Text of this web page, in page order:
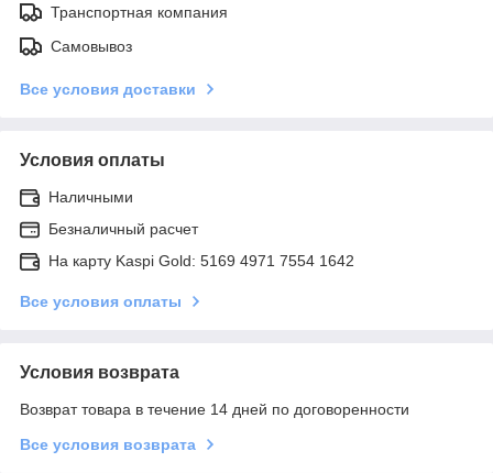
Транспортная компания
Самовывоз
Все условия доставки
Условия оплаты
Наличными
Безналичный расчет
На карту Kaspi Gold: 5169 4971 7554 1642
Все условия оплаты
Условия возврата
Возврат товара в течение 14 дней по договоренности
Все условия возврата